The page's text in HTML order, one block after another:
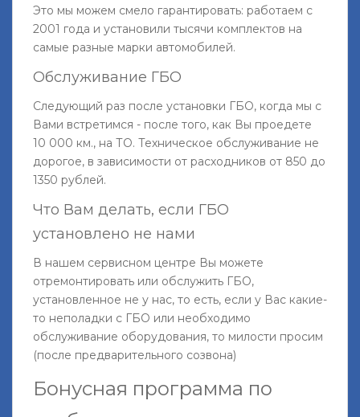
Это мы можем смело гарантировать: работаем с
2001 года и установили тысячи комплектов на
самые разные марки автомобилей.
Обслуживание ГБО
Следующий раз после установки ГБО, когда мы с
Вами встретимся - после того, как Вы проедете
10 000 км., на ТО. Техническое обслуживание не
дорогое, в зависимости от расходников от 850 до
1350 рублей.
Что Вам делать, если ГБО
установлено не нами
В нашем сервисном центре Вы можете
отремонтировать или обслужить ГБО,
установленное не у нас, то есть, если у Вас какие-
то неполадки с ГБО или необходимо
обслуживание оборудования, то милости просим
(после предварительного созвона)
Бонусная программа по